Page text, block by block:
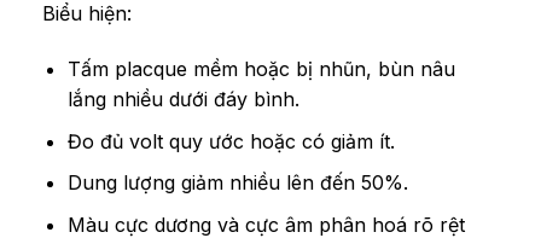
Biểu hiện:
Tấm placque mềm hoặc bị nhũn, bùn nâu
lắng nhiều dưới đáy bình.
Đo đủ volt quy ước hoặc có giảm ít.
Dung lượng giảm nhiều lên đến 50%.
Màu cực dương và cực âm phân hoá rõ rệt